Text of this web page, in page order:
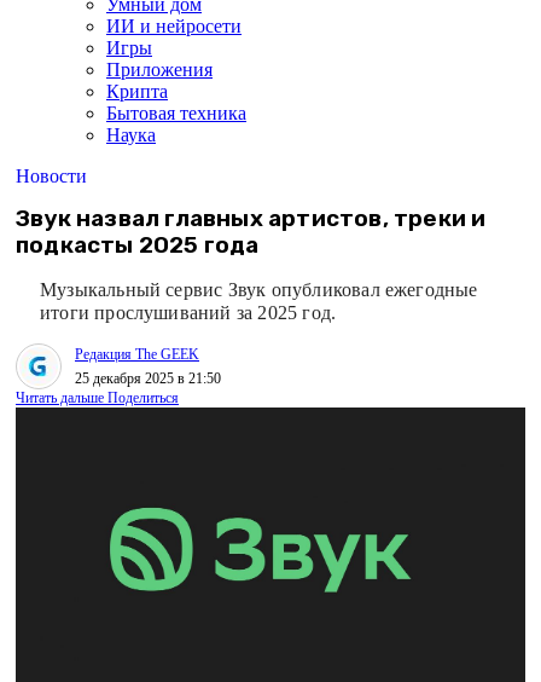
ИИ и нейросети
Игры
Приложения
Крипта
Бытовая техника
Наука
Новости
Звук назвал главных артистов, треки и
подкасты 2025 года
Музыкальный сервис Звук опубликовал ежегодные
итоги прослушиваний за 2025 год.
Редакция The GEEK
25 декабря 2025 в 21:50
Читать дальше Поделиться